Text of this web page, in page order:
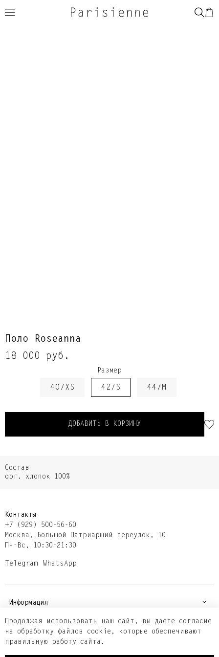
Поло Roseanna
18 000 руб.
Размер
40/XS 42/S 44/M
ДОБАВИТЬ В КОРЗИНУ
Состав
орг. хлопок 100%
Информация
Контакты
+7 (929) 500-56-60
Москва,​ Большой Патриарший переулок,​ 10
Пн-Вс, 10:30-21:30
Telegram WhatsApp
Продолжая использовать наш сайт, вы даете согласие
на обработку файлов cookie, которые обеспечивают
правильную работу сайта.